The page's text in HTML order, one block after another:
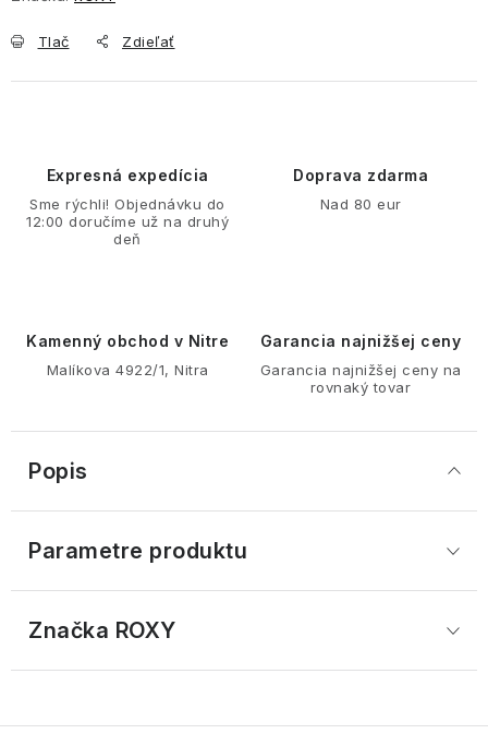
Tlač Zdieľať
Expresná expedícia
Sme rýchli! Objednávku do
12:00 doručíme už na druhý
deň
Doprava zdarma
Nad 80 eur
Kamenný obchod v Nitre
Malíkova 4922/1, Nitra
Garancia najnižšej ceny
Garancia najnižšej ceny na
rovnaký tovar
Popis
Parametre produktu
Značka ROXY